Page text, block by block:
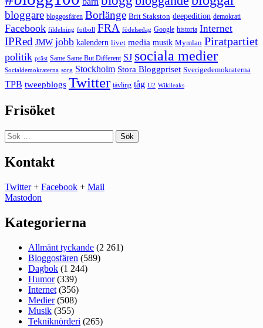
bloggare bloggosfären Borlänge Brit Stakston deepedition demokrati
Facebook fildelning fotboll FRA födelsedag Google historia Internet
IPRed JMW jobb kalendern livet media musik Mymlan Piratpartiet
politik präst Same Same But Different SJ sociala medier
Socialdemokraterna sorg Stockholm Stora Bloggpriset Sverigedemokraterna
TPB tweepblogs Twitter tävling tåg U2 Wikileaks
Frisöket
Sök
efter:
Kontakt
Twitter+ Facebook + Mail
Mastodon
Kategorierna
Allmänt tyckande (2 261)
Bloggosfären (589)
Dagbok (1 244)
Humor(339)
Internet (356)
Medier(508)
Musik (355)
Tekniknörderi (265)